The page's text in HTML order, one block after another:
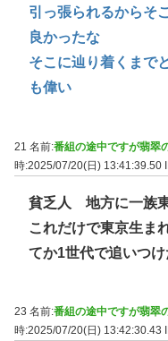
引っ張られるからそ
良かったな
そこに辿り着くまで
も偉い
21 名前:番組の途中ですが翡翠
時:2025/07/20(日) 13:41:39.50
貧乏人 地方に一族
これだけで東京生ま
てか1世代で追いつ
23 名前:番組の途中ですが翡翠
時:2025/07/20(日) 13:42:30.43